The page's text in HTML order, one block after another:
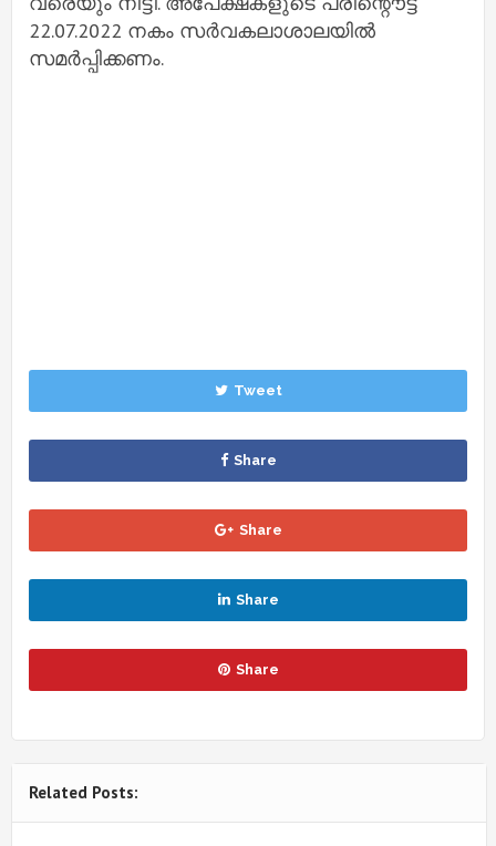
22.07.2022 നകം സർവകലാശാലയിൽ
സമർപ്പിക്കണം.
Tweet
Share
Share
Share
Share
Related Posts: